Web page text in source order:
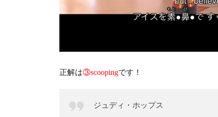
正解は③scoopingです！
ジュディ・ホップス